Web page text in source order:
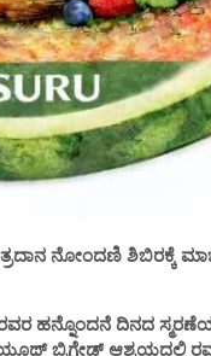
ನೋಂದಣಿ ಶಿಬಿರಕ್ಕೆ
ಹನ್ನೊಂದನೆ ದಿನದ
ಬ್ರಿಗೇಡ್ ಆಶ್ರಯದಲ್ಲಿ